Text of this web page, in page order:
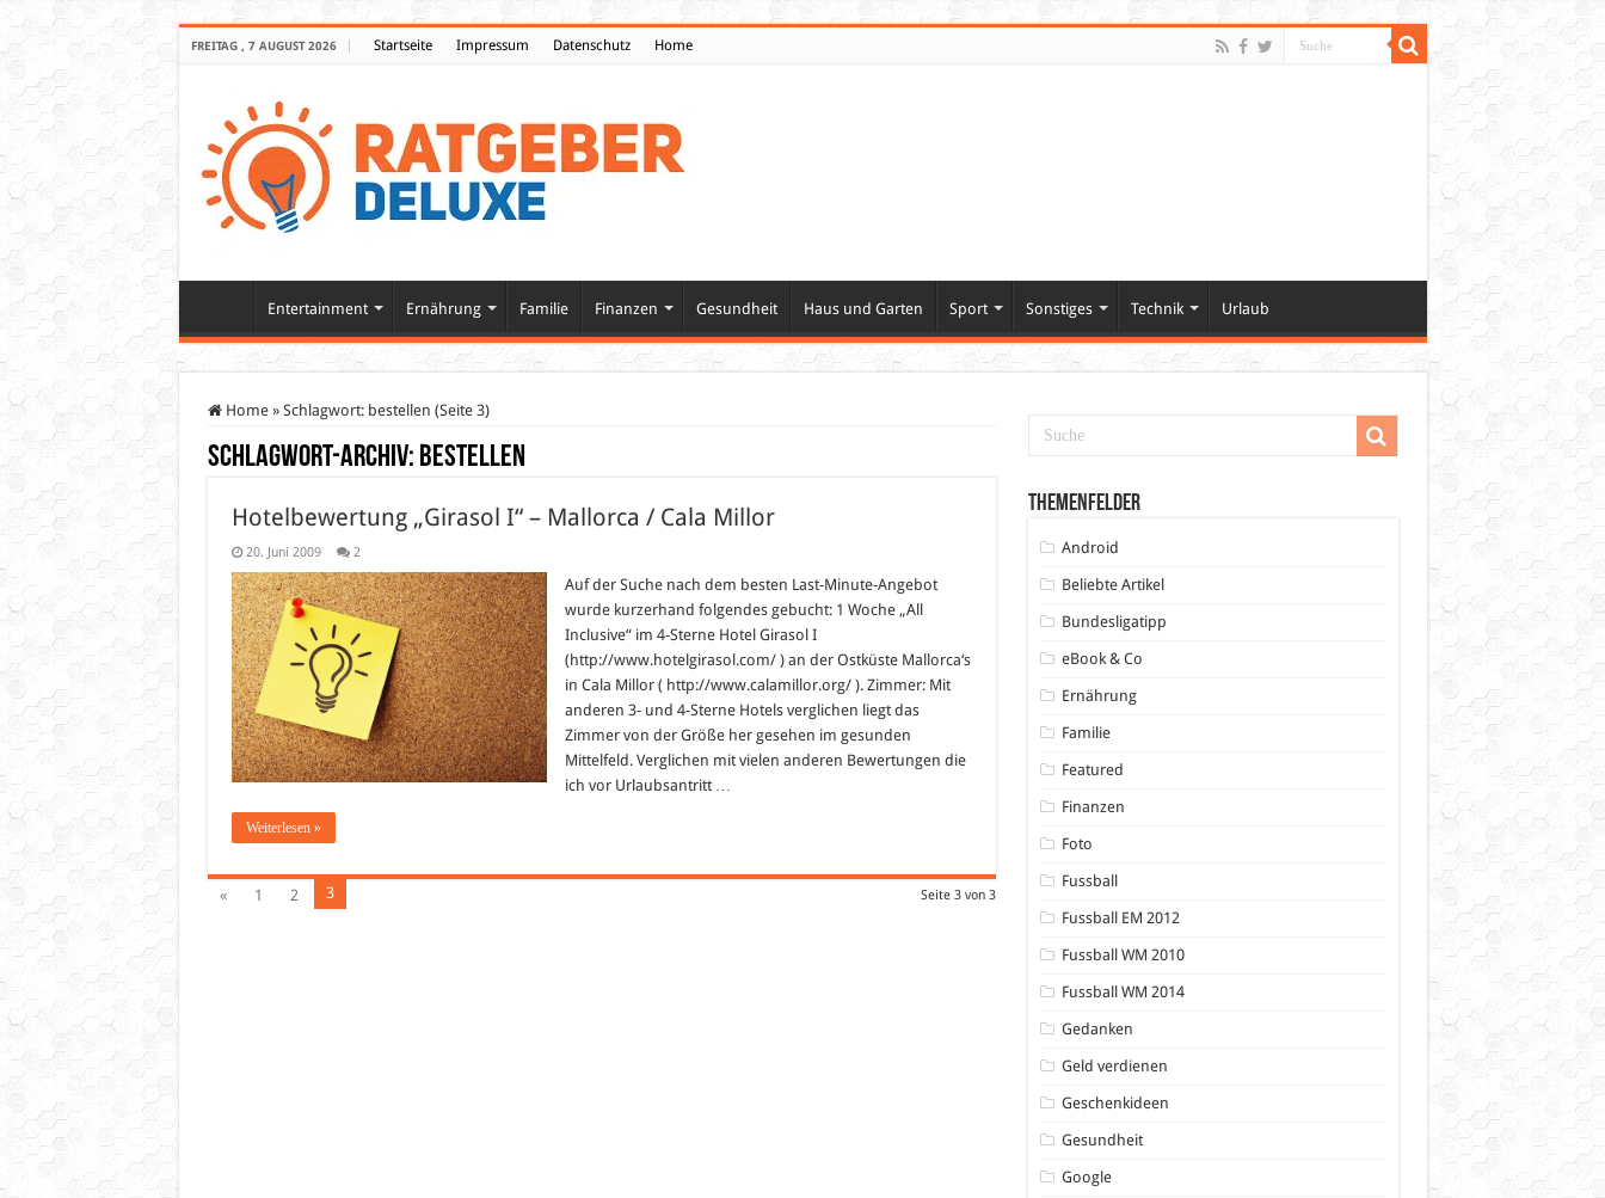
FREITAG , 7 AUGUST 2026 Startseite Impressum Datenschutz Home
Entertainment Ernährung Familie Finanzen Gesundheit Haus und Garten Sport Sonstiges Technik Urlaub
Home » Schlagwort: bestellen (Seite 3)
Schlagwort-Archiv: bestellen
Hotelbewertung „Girasol I“ – Mallorca / Cala Millor
20. Juni 2009 2
Auf der Suche nach dem besten Last-Minute-Angebot
wurde kurzerhand folgendes gebucht: 1 Woche „All
Inclusive“ im 4-Sterne Hotel Girasol I
(http://www.hotelgirasol.com/ ) an der Ostküste Mallorca‘s
in Cala Millor ( http://www.calamillor.org/ ). Zimmer: Mit
anderen 3- und 4-Sterne Hotels verglichen liegt das
Zimmer von der Größe her gesehen im gesunden
Mittelfeld. Verglichen mit vielen anderen Bewertungen die
ich vor Urlaubsantritt …
Weiterlesen »
Seite 3 von 3
« 1 2 3
Themenfelder
Android
Beliebte Artikel
Bundesligatipp
eBook & Co
Ernährung
Familie
Featured
Finanzen
Foto
Fussball
Fussball EM 2012
Fussball WM 2010
Fussball WM 2014
Gedanken
Geld verdienen
Geschenkideen
Gesundheit
Google